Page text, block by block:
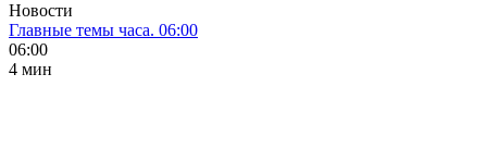
Новости
Главные темы часа. 06:00
06:00
4 мин